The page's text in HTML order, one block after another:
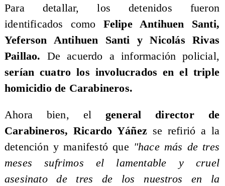
Para detallar, los detenidos fueron
identificados como Felipe Antihuen Santi,
Yeferson Antihuen Santi y Nicolás Rivas
Paillao. De acuerdo a información policial,
serían cuatro los involucrados en el triple
homicidio de Carabineros.
Ahora bien, el general director de
Carabineros, Ricardo Yáñez se refirió a la
detención y manifestó que "hace más de tres
meses sufrimos el lamentable y cruel
asesinato de tres de los nuestros en la